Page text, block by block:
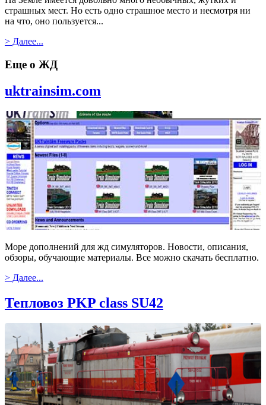
страшных мест. Но есть одно страшное место и несмотря ни
на что, оно пользуется...
> Далее...
Еще о ЖД
uktrainsim.com
Море дополнений для жд симуляторов. Новости, описания,
обзоры, обучающие материалы. Все можно скачать бесплатно.
> Далее...
Тепловоз PKP class SU42